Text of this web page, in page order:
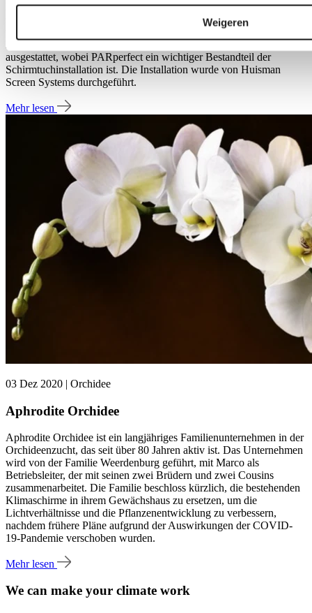
Weigeren
In der Welt der Orchideenzucht ist Satter Orchids ein Name, der für
sein Engagement für Innovation bekannt ist. Sie haben kürzlich 3
von 5 Hektar Gewächshausfläche durch neue Klimaschirme ersetzt.
Der größte Teil dieser 3 Hektar ist mit drei Svensson-Schirmen
ausgestattet, wobei PARperfect ein wichtiger Bestandteil der
Schirmtuchinstallation ist. Die Installation wurde von Huisman
Screen Systems durchgeführt.
Mehr lesen
03 Dez 2020 | Orchidee
Aphrodite Orchidee
Aphrodite Orchidee ist ein langjähriges Familienunternehmen in der
Orchideenzucht, das seit über 80 Jahren aktiv ist. Das Unternehmen
wird von der Familie Weerdenburg geführt, mit Marco als
Betriebsleiter, der mit seinen zwei Brüdern und zwei Cousins
zusammenarbeitet. Die Familie beschloss kürzlich, die bestehenden
Klimaschirme in ihrem Gewächshaus zu ersetzen, um die
Lichtverhältnisse und die Pflanzenentwicklung zu verbessern,
nachdem frühere Pläne aufgrund der Auswirkungen der COVID-
19-Pandemie verschoben wurden.
Mehr lesen
We can make your climate work